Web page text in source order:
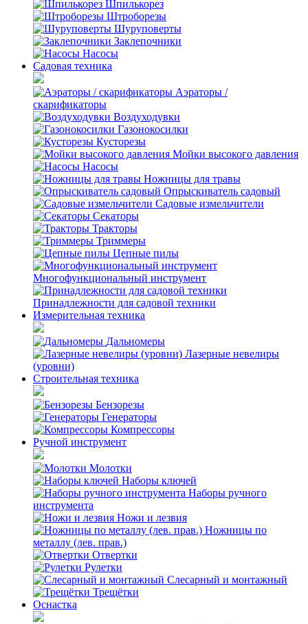
Шпилькорез
Штроборезы
Шуруповерты
Заклепочники
Насосы
Садовая техника
Аэраторы /
скарификаторы
Воздуходувки
Газонокосилки
Кусторезы
Мойки высокого давления
Насосы
Ножницы для травы
Опрыскиватель садовый
Садовые измельчители
Секаторы
Тракторы
Триммеры
Цепные пилы
Многофункциональный инструмент
Принадлежности для садовой техники
Измерительная техника
Дальномеры
Лазерные невелиры
(уровни)
Строительная техника
Бензорезы
Генераторы
Компрессоры
Ручной инструмент
Молотки
Наборы ключей
Наборы ручного
инструмента
Ножи и лезвия
Ножницы по
металлу (лев. прав.)
Отвертки
Рулетки
Слесарный и монтажный
Трещётки
Оснастка